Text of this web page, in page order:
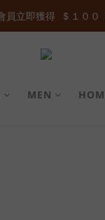
立即獲得  ＄１０
立即獲得  ＄１０
ID : @wau4368o 享額
MEN